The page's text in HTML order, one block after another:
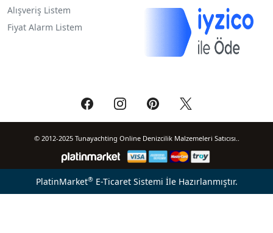
Alışveriş Listem
Fiyat Alarm Listem
© 2012-2025 Tunayachting Online Denizcilik Malzemeleri Satıcısı..
PlatinMarket®E-Ticaret Sistemi İle Hazırlanmıştır.